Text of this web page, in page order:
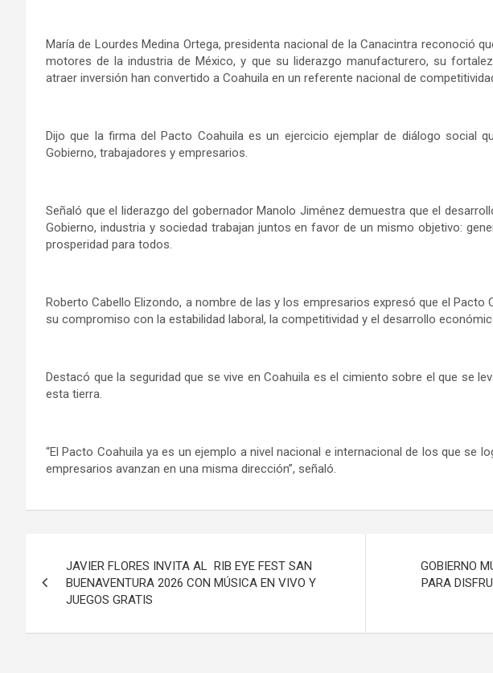
María de Lourdes Medina Ortega, presidenta nacional de la Canacintra reconoció
motores de la industria de México, y que su liderazgo manufacturero, su
atraer inversión han convertido a Coahuila en un referente nacional de
Dijo que la firma del Pacto Coahuila es un ejercicio ejemplar de diálogo social
Gobierno, trabajadores y empresarios.
Señaló que el liderazgo del gobernador Manolo Jiménez demuestra que el
Gobierno, industria y sociedad trabajan juntos en favor de un mismo objetivo:
prosperidad para todos.
Roberto Cabello Elizondo, a nombre de las y los empresarios expresó que el Pacto
su compromiso con la estabilidad laboral, la competitividad y el desarrollo
Destacó que la seguridad que se vive en Coahuila es el cimiento sobre el que se
esta tierra.
“El Pacto Coahuila ya es un ejemplo a nivel nacional e internacional de los que se
empresarios avanzan en una misma dirección”, señaló.
de
JAVIER FLORES INVITA AL RIB EYE FEST SAN
BUENAVENTURA 2026 CON MÚSICA EN VIVO Y
JUEGOS GRATIS
GOBIERNO
PARA